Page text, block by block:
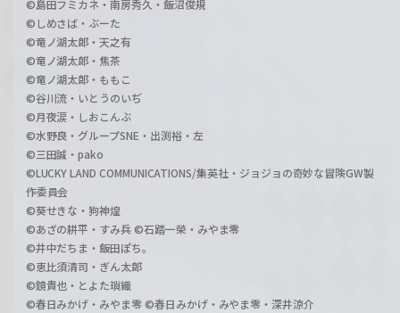
©島田フミカネ・南房秀久・飯沼俊規
©しめさば・ぶーた
©竜ノ湖太郎・天之有
©竜ノ湖太郎・焦茶
©竜ノ湖太郎・ももこ
©谷川流・いとうのいぢ
©月夜涙・しおこんぶ
©水野良・グループSNE・出渕裕・左
©三田誠・pako
©LUCKY LAND COMMUNICATIONS/集英社・ジョジョの奇妙な冒険GW製
作委員会
©葵せきな・狗神煌
©あざの耕平・すみ兵 ©石踏一榮・みやま零
©井中だちま・飯田ぽち。
©恵比須清司・ぎん太郎
©鏡貴也・とよた瑣織
©春日みかげ・みやま零 ©春日みかげ・みやま零・深井涼介